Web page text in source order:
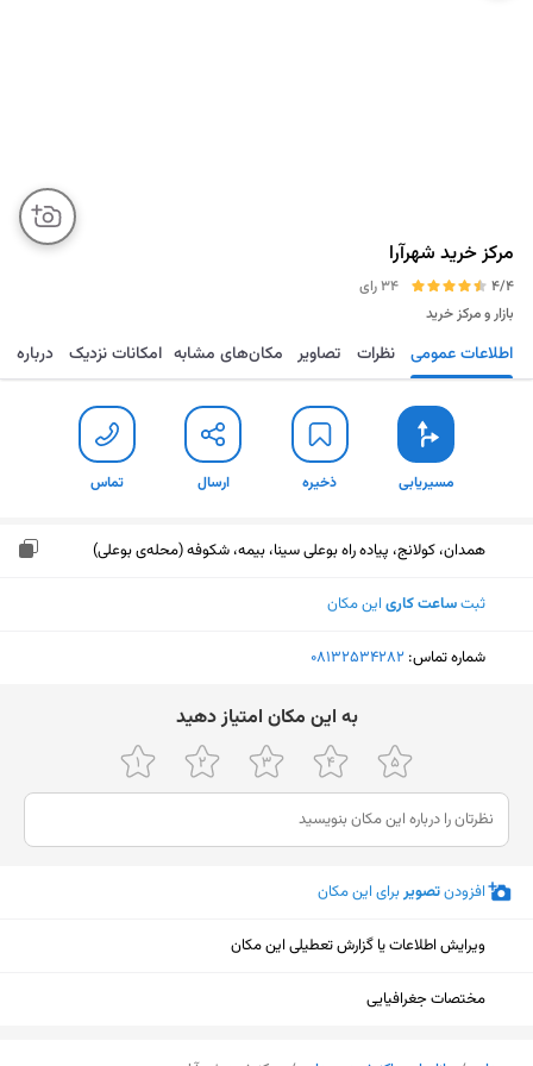
مرکز خرید شهرآرا
4/4
34 رای
بازار و مرکز خرید
مسیریابی ذخیره ارسال تماس اطلاعات عمومی نظرات تصاویر مکان‌های مشابه امکانات نزدیک درباره
مسیریابی ذخیره ارسال تماس
همدان، کولانج، پیاده راه بوعلی سینا، بیمه، شکوفه (محله‌ی بوعلی)
ثبتساعت کاری این مکان
شماره تماس: ‎08132534282
ﺑﻪ اﯾﻦ ﻣﮑﺎن اﻣﺘﯿﺎز دﻫﯿﺪ
افزودنتصویربرای این مکان
ویرایش اطلاعات یا گزارش تعطیلی این مکان
مختصات جغرافیایی